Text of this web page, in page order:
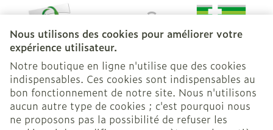
Nous utilisons des cookies pour améliorer votre
expérience utilisateur.
Notre boutique en ligne n'utilise que des cookies
indispensables. Ces cookies sont indispensables au
bon fonctionnement de notre site. Nous n'utilisons
aucun autre type de cookies ; c'est pourquoi nous
ne proposons pas la possibilité de refuser les
Liens légaux